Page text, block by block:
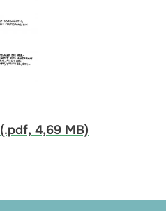
Schulregeln (.pdf, 4,69 MB)